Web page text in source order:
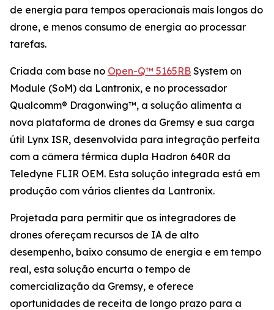
de energia para tempos operacionais mais longos do
drone, e menos consumo de energia ao processar
tarefas.
Criada com base no Open-Q™ 5165RB System on
Module (SoM) da Lantronix, e no processador
Qualcomm® Dragonwing™, a solução alimenta a
nova plataforma de drones da Gremsy e sua carga
útil Lynx ISR, desenvolvida para integração perfeita
com a câmera térmica dupla Hadron 640R da
Teledyne FLIR OEM. Esta solução integrada está em
produção com vários clientes da Lantronix.
Projetada para permitir que os integradores de
drones ofereçam recursos de IA de alto
desempenho, baixo consumo de energia e em tempo
real, esta solução encurta o tempo de
comercialização da Gremsy, e oferece
oportunidades de receita de longo prazo para a